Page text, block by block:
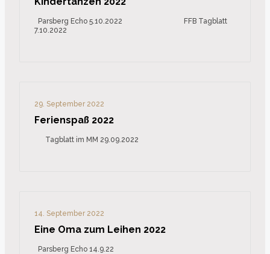
Parsberg Echo 5.10.2022 FFB Tagblatt
7.10.2022
29. September 2022
Ferienspaß 2022
Tagblatt im MM 29.09.2022
14. September 2022
Eine Oma zum Leihen 2022
Parsberg Echo 14.9.22